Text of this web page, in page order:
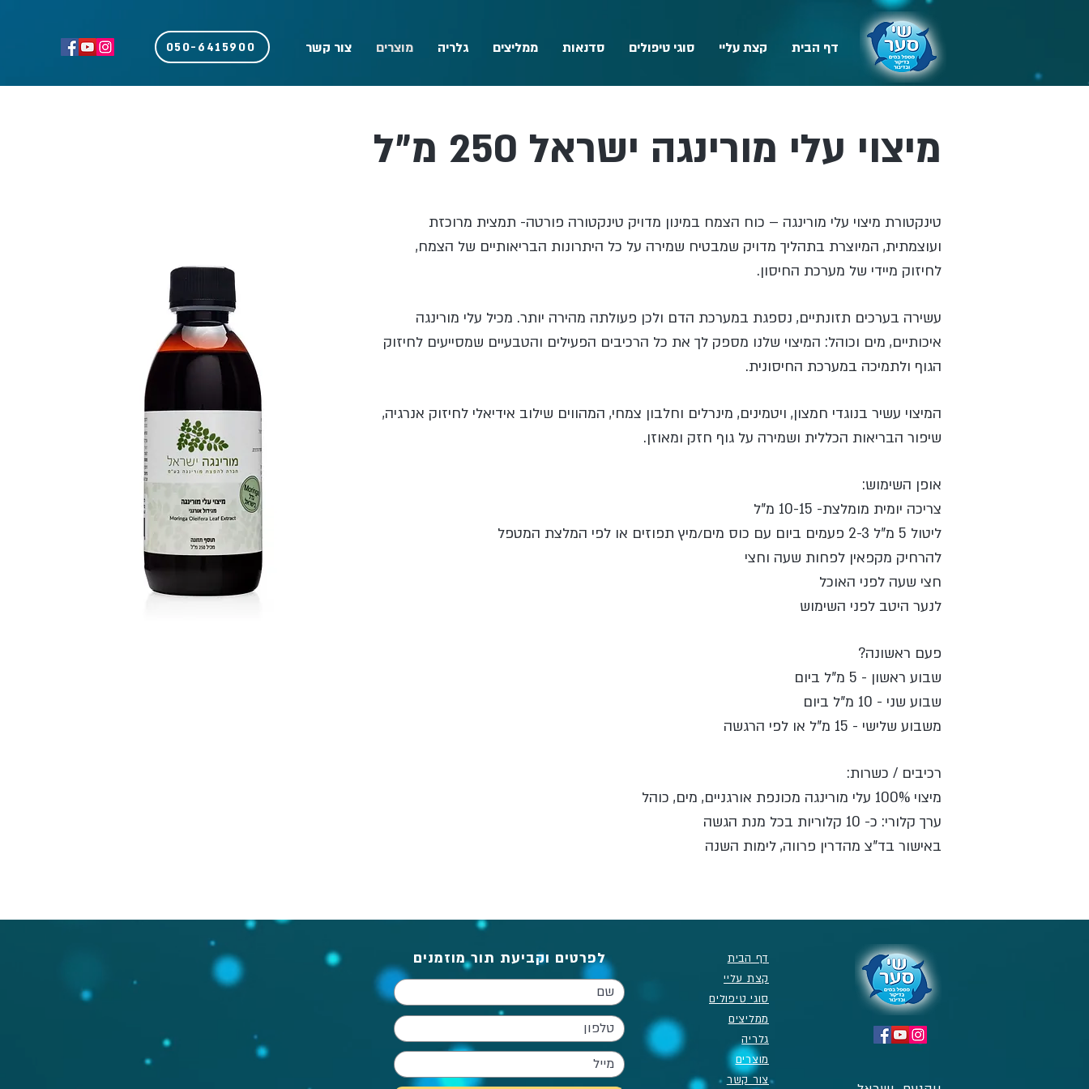
דף הבית קצת עליי סוגי טיפולים סדנאות ממליצים גלריה מוצרים צור קשר 050-6415900
מיצוי עלי מורינגה ישראל 250 מ״ל
טינקטורת מיצוי עלי מורינגה – כוח הצמח במינון מדויק טינקטורה פורטה- תמצית מרוכזת
ועוצמתית, המיוצרת בתהליך מדויק שמבטיח שמירה על כל היתרונות הבריאותיים של הצמח,
לחיזוק מיידי של מערכת החיסון.
עשירה בערכים תזונתיים, נספגת במערכת הדם ולכן פעולתה מהירה יותר. מכיל עלי מורינגה
איכותיים, מים וכוהל: המיצוי שלנו מספק לך את כל הרכיבים הפעילים והטבעיים שמסייעים לחיזוק
הגוף ולתמיכה במערכת החיסונית.
המיצוי עשיר בנוגדי חמצון, ויטמינים, מינרלים וחלבון צמחי, המהווים שילוב אידיאלי לחיזוק אנרגיה,
שיפור הבריאות הכללית ושמירה על גוף חזק ומאוזן.
אופן השימוש:
צריכה יומית מומלצת- 10-15 מ"ל
ליטול 5 מ"ל 2-3 פעמים ביום עם כוס מים/מיץ תפוזים או לפי המלצת המטפל
להרחיק מקפאין לפחות שעה וחצי
חצי שעה לפני האוכל
לנער היטב לפני השימוש
פעם ראשונה?
שבוע ראשון - 5 מ"ל ביום
שבוע שני - 10 מ"ל ביום
משבוע שלישי - 15 מ"ל או לפי הרגשה
רכיבים / כשרות:
מיצוי 100% עלי מורינגה מכונפת אורגניים, מים, כוהל
ערך קלורי: כ- 10 קלוריות בכל מנת הגשה
באישור בד"צ מהדרין פרווה, לימות השנה
לפרטים וקביעת תור מוזמנים
דף הבית
קצת עליי
סוגי טיפולים
ממליצים
גלריה
מוצרים
צור קשר